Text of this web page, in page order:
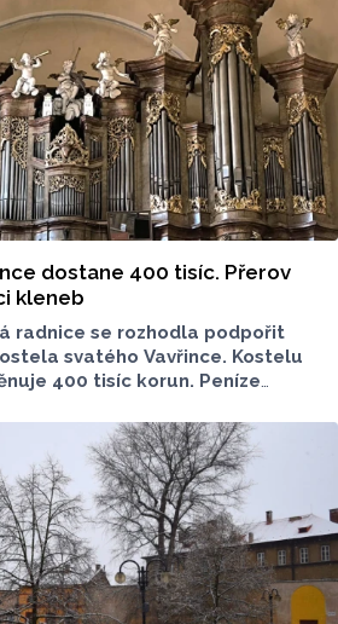
dostane 400 tisíc. Přerov
kleneb
radnice se rozhodla podpořit
svatého Vavřince. Kostelu
400 tisíc korun. Peníze
města.